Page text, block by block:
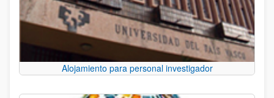
Alojamiento para personal investigador